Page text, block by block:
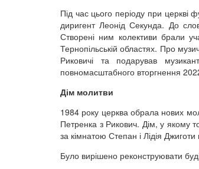
Під час цього періоду при церкві
диригент Леонід Секунда. До
Створені ним колективи брали
Тернопільській областях. Про
Риковичі та подарував
повномасштабного вторгнення
Дім молитви
1984 року церква обрала нових
Петренка з Рикович. Дім, у якому
за кімнатою Степан і Лідія
Було вирішено реконструювати